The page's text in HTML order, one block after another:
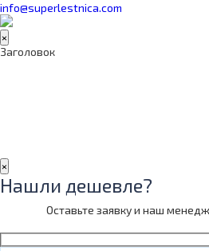
info@superlestnica.com
×
Заголовок
×
Нашли дешевле?
Оставьте заявку и наш